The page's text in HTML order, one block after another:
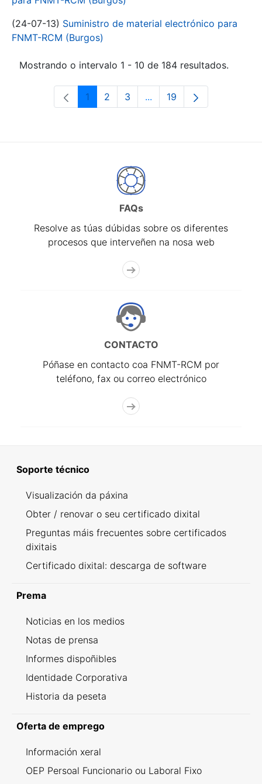
(24-07-13) Suministro de material electrónico para
FNMT-RCM (Burgos)
Mostrando o intervalo 1 - 10 de 184 resultados.
Páxina
1 Páxina
2 Páxina
3 ...Páxinas intermedias Use
Páxina
19
FAQs
Resolve as túas dúbidas sobre os diferentes
procesos que interveñen na nosa web
CONTACTO
Póñase en contacto coa FNMT-RCM por
teléfono, fax ou correo electrónico
Soporte técnico
Visualización da páxina
Obter / renovar o seu certificado dixital
Preguntas máis frecuentes sobre certificados
dixitais
Certificado dixital: descarga de software
Prema
Noticias en los medios
Notas de prensa
Informes dispoñibles
Identidade Corporativa
Historia da peseta
Oferta de emprego
Información xeral
OEP Persoal Funcionario ou Laboral Fixo